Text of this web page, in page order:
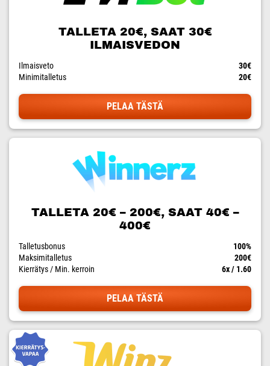
TALLETA 20€, SAAT 30€
ILMAISVEDON
Ilmaisveto
30€
Minimitalletus
20€
PELAA TÄSTÄ
TALLETA 20€ – 200€, SAAT 40€ –
400€
Talletusbonus
100%
Maksimitalletus
200€
Kierrätys / Min. kerroin
6x / 1.60
PELAA TÄSTÄ